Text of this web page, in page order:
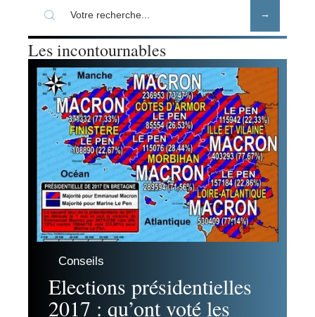
Les incontournables
Conseils
Elections présidentielles
2017 : qu’ont voté les